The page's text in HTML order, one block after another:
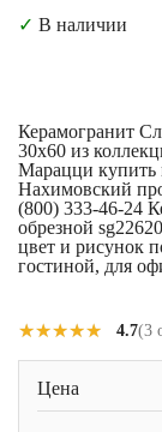
✓ В наличии
Керамогранит
30x60 из
Марацци купить
Нахимовский
(800) 333-46-24
обрезной
цвет и рисунок
гостиной, для
★★★★★
★★★★★ 4.7(3
Цена